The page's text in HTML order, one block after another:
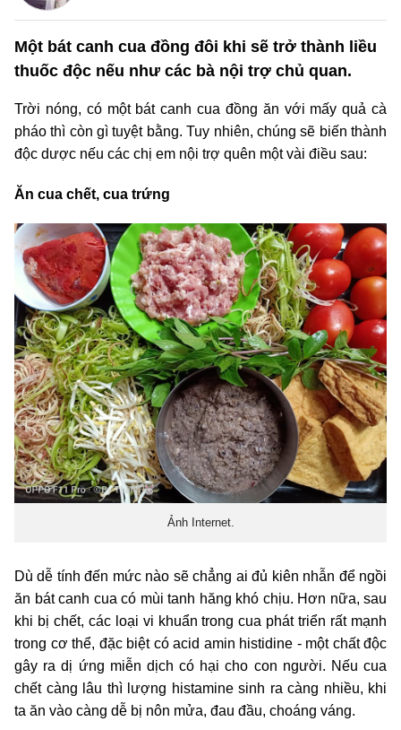
Một bát canh cua đồng đôi khi sẽ trở thành liều
thuốc độc nếu như các bà nội trợ chủ quan.
Trời nóng, có một bát canh cua đồng ăn với mấy quả cà
pháo thì còn gì tuyệt bằng. Tuy nhiên, chúng sẽ biến thành
độc dược nếu các chị em nội trợ quên một vài điều sau:
Ăn cua chết, cua trứng
Ảnh Internet.
Dù dễ tính đến mức nào sẽ chẳng ai đủ kiên nhẫn để ngồi
ăn bát canh cua có mùi tanh hăng khó chịu. Hơn nữa, sau
khi bị chết, các loại vi khuẩn trong cua phát triển rất mạnh
trong cơ thể, đặc biệt có acid amin histidine - một chất độc
gây ra dị ứng miễn dịch có hại cho con người. Nếu cua
chết càng lâu thì lượng histamine sinh ra càng nhiều, khi
ta ăn vào càng dễ bị nôn mửa, đau đầu, choáng váng.